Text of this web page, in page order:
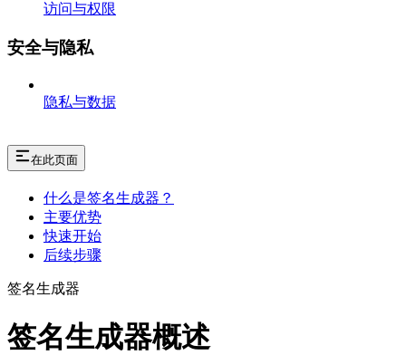
访问与权限
安全与隐私
隐私与数据
在此页面
什么是签名生成器？
主要优势
快速开始
后续步骤
签名生成器
签名生成器概述